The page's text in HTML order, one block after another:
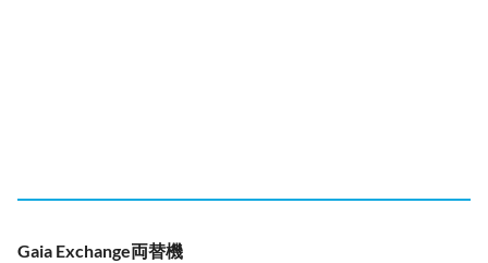
Gaia Exchange両替機